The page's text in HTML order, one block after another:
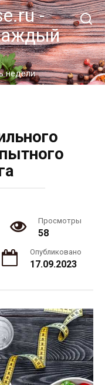
-
недели
Просмотры
58
Опубликовано
17.09.2023